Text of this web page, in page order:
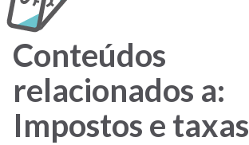
Conteúdos
relacionados a:
Impostos e taxas